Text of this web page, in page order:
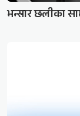
भन्सार छलीका